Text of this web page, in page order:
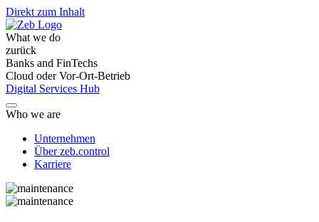
Direkt zum Inhalt
What we do
zurück
Banks and FinTechs
Cloud oder Vor-Ort-Betrieb
Digital Services Hub
Who we are
Unternehmen
Über zeb.control
Karriere